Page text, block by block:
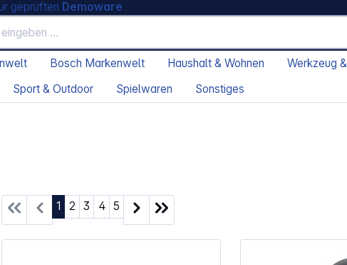
geprüften Demoware
Bosch Markenwelt Haushalt & Wohnen Werkzeug
Sport & Outdoor Spielwaren Sonstiges
Seite
1 Seite
2 Seite
3 Seite
4 Seite
5